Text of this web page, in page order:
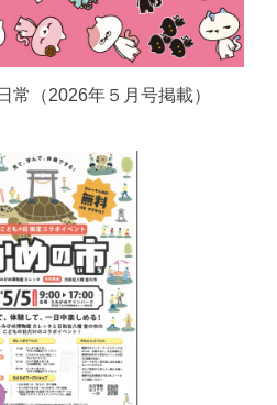
常（2026年５月号掲載）